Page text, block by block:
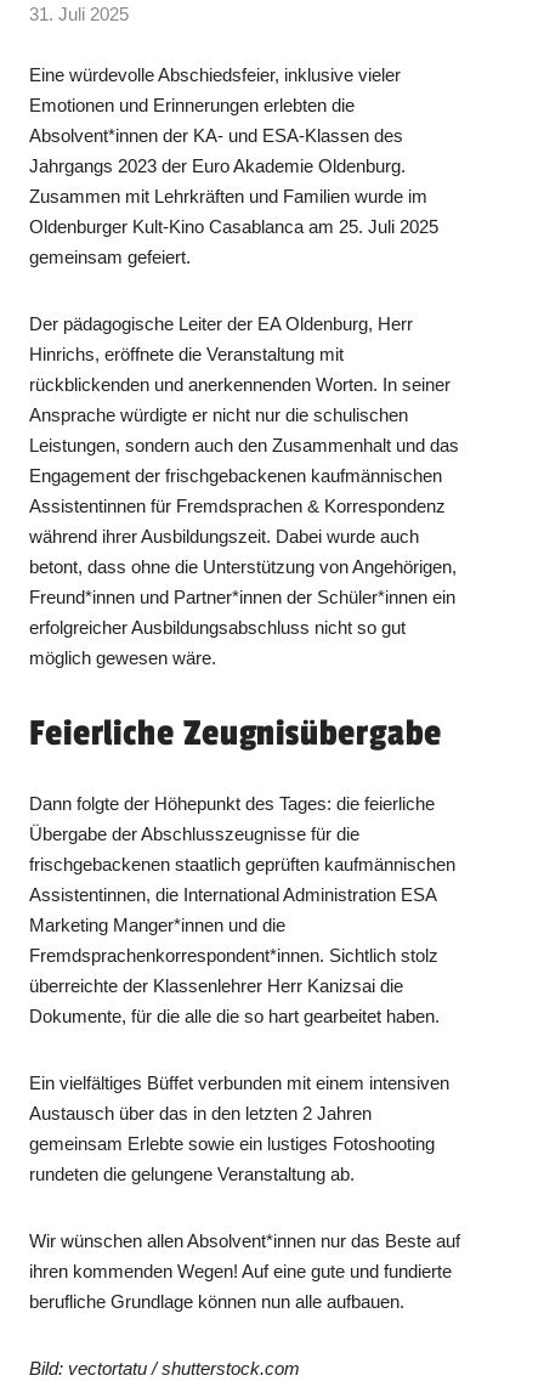
31. Juli 2025
Eine würdevolle Abschiedsfeier, inklusive vieler
Emotionen und Erinnerungen erlebten die
Absolvent*innen der KA- und ESA-Klassen des
Jahrgangs 2023 der Euro Akademie Oldenburg.
Zusammen mit Lehrkräften und Familien wurde im
Oldenburger Kult-Kino Casablanca am 25. Juli 2025
gemeinsam gefeiert.
Der pädagogische Leiter der EA Oldenburg, Herr
Hinrichs, eröffnete die Veranstaltung mit
rückblickenden und anerkennenden Worten. In seiner
Ansprache würdigte er nicht nur die schulischen
Leistungen, sondern auch den Zusammenhalt und das
Engagement der frischgebackenen kaufmännischen
Assistentinnen für Fremdsprachen & Korrespondenz
während ihrer Ausbildungszeit. Dabei wurde auch
betont, dass ohne die Unterstützung von Angehörigen,
Freund*innen und Partner*innen der Schüler*innen ein
erfolgreicher Ausbildungsabschluss nicht so gut
möglich gewesen wäre.
Feierliche Zeugnisübergabe
Dann folgte der Höhepunkt des Tages: die feierliche
Übergabe der Abschlusszeugnisse für die
frischgebackenen staatlich geprüften kaufmännischen
Assistentinnen, die International Administration ESA
Marketing Manger*innen und die
Fremdsprachenkorrespondent*innen. Sichtlich stolz
überreichte der Klassenlehrer Herr Kanizsai die
Dokumente, für die alle die so hart gearbeitet haben.
Ein vielfältiges Büffet verbunden mit einem intensiven
Austausch über das in den letzten 2 Jahren
gemeinsam Erlebte sowie ein lustiges Fotoshooting
rundeten die gelungene Veranstaltung ab.
Wir wünschen allen Absolvent*innen nur das Beste auf
ihren kommenden Wegen! Auf eine gute und fundierte
berufliche Grundlage können nun alle aufbauen.
Bild: vectortatu / shutterstock.com